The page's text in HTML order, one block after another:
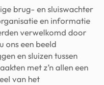
brug- en sluiswachter
en informatie
verwelkomd door
ons een beeld
en sluizen tussen
met z’n allen een
van het